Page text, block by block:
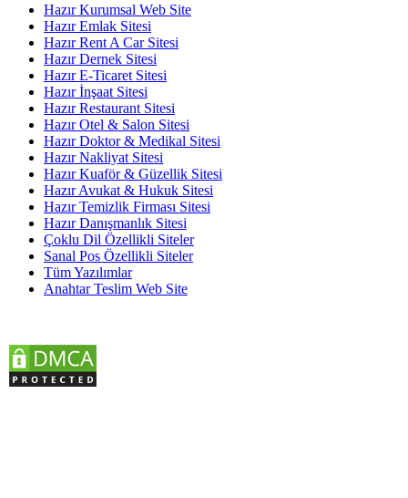
Hazır Kurumsal Web Site
Hazır Emlak Sitesi
Hazır Rent A Car Sitesi
Hazır Dernek Sitesi
Hazır E-Ticaret Sitesi
Hazır İnşaat Sitesi
Hazır Restaurant Sitesi
Hazır Otel & Salon Sitesi
Hazır Doktor & Medikal Sitesi
Hazır Nakliyat Sitesi
Hazır Kuaför & Güzellik Sitesi
Hazır Avukat & Hukuk Sitesi
Hazır Temizlik Firması Sitesi
Hazır Danışmanlık Sitesi
Çoklu Dil Özellikli Siteler
Sanal Pos Özellikli Siteler
Tüm Yazılımlar
Anahtar Teslim Web Site